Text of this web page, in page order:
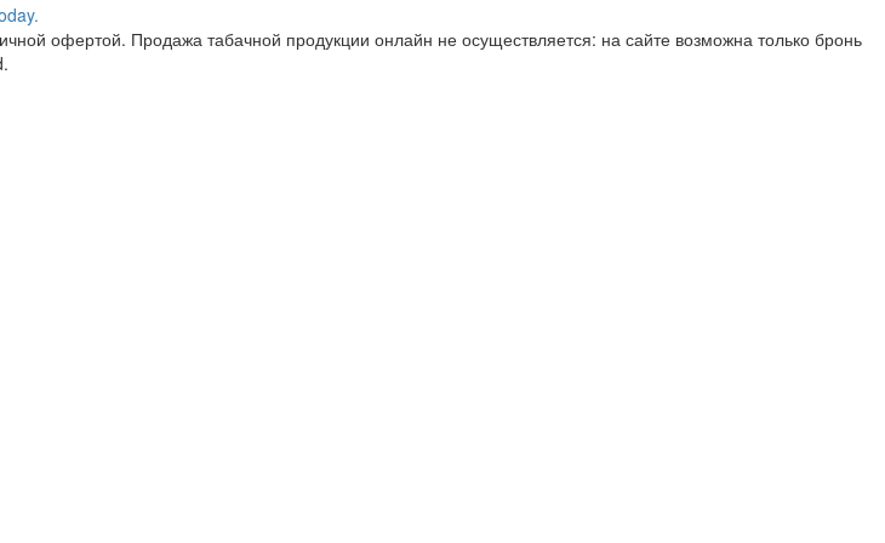
офертой. Продажа табачной продукции онлайн не осуществляется: на сайте возможна только бронь